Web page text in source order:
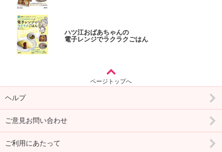
ハツ江おばあちゃんの
電子レンジでラクラクごはん
ページトップへ
ヘルプ
ご意見お問い合わせ
ご利用にあたって